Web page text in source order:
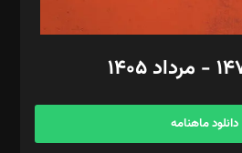
کاظمی‌نیا
دانلود ماهنامه